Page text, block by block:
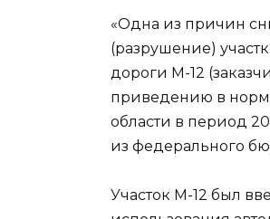
«Одна из причин
(разрушение)
дороги М-12
приведению в
области в период
из федерального
Участок М-12 был